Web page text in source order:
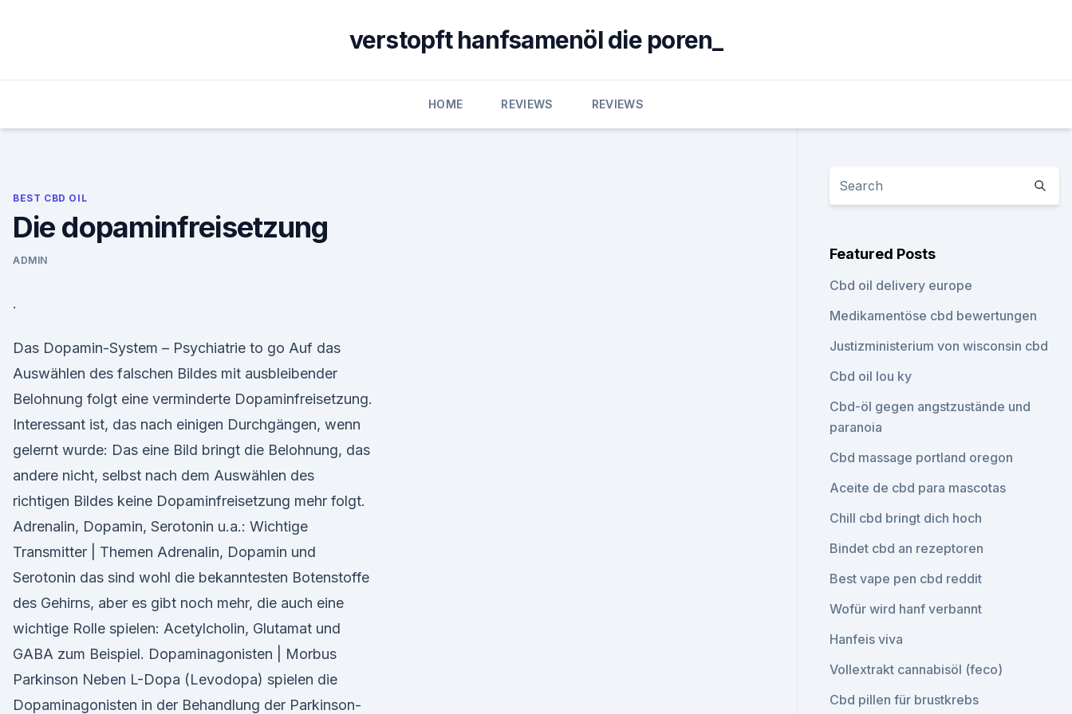
verstopft hanfsamenöl die poren_
HOME REVIEWS REVIEWS
BEST CBD OIL
Die dopaminfreisetzung
ADMIN
.
Das Dopamin-System – Psychiatrie to go Auf das
Auswählen des falschen Bildes mit ausbleibender
Belohnung folgt eine verminderte Dopaminfreisetzung.
Interessant ist, das nach einigen Durchgängen, wenn
gelernt wurde: Das eine Bild bringt die Belohnung, das
andere nicht, selbst nach dem Auswählen des
richtigen Bildes keine Dopaminfreisetzung mehr folgt.
Adrenalin, Dopamin, Serotonin u.a.: Wichtige
Transmitter | Themen Adrenalin, Dopamin und
Serotonin das sind wohl die bekanntesten Botenstoffe
des Gehirns, aber es gibt noch mehr, die auch eine
wichtige Rolle spielen: Acetylcholin, Glutamat und
GABA zum Beispiel. Dopaminagonisten | Morbus
Parkinson Neben L-Dopa (Levodopa) spielen die
Dopaminagonisten in der Behandlung der Parkinson-
Featured Posts
Cbd oil delivery europe
Medikamentöse cbd bewertungen
Justizministerium von wisconsin cbd
Cbd oil lou ky
Cbd-öl gegen angstzustände und
paranoia
Cbd massage portland oregon
Aceite de cbd para mascotas
Chill cbd bringt dich hoch
Bindet cbd an rezeptoren
Best vape pen cbd reddit
Wofür wird hanf verbannt
Hanfeis viva
Vollextrakt cannabisöl (feco)
Cbd pillen für brustkrebs